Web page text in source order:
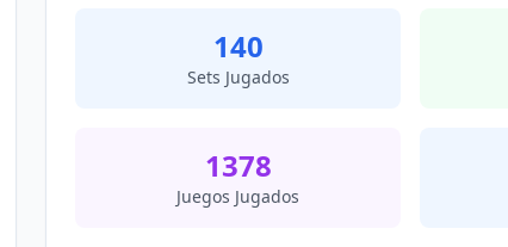
140
Sets Jugados
1378
Juegos Jugados